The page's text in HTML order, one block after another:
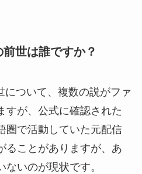
世は誰ですか？
について、複数の説がファ
すが、公式に確認された
圏で活動していた元配信
ることがありますが、あ
ないのが現状です。